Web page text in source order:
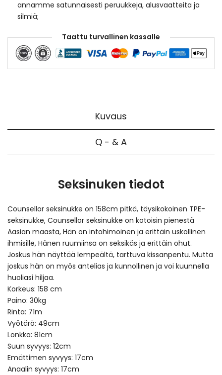
annamme satunnaisesti peruukkeja, alusvaatteita ja
silmiä;
Taattu turvallinen kassalle
Kuvaus
Q - & A
Seksinuken tiedot
Counsellor seksinukke on 158cm pitkä, täysikokoinen TPE-
seksinukke, Counsellor seksinukke on kotoisin pienestä
Aasian maasta, Hän on intohimoinen ja erittäin uskollinen
ihmisille, Hänen ruumiinsa on seksikäs ja erittäin ohut.
Joskus hän näyttää lempeältä, tarttuva kissanpentu. Mutta
joskus hän on myös antelias ja kunnollinen ja voi kuunnella
huoliasi hiljaa.
Korkeus: 158 cm
Paino: 30kg
Rinta: 71m
Vyötärö: 49cm
Lonkka: 81cm
Suun syvyys: 12cm
Emättimen syvyys: 17cm
Anaalin syvyys: 17cm